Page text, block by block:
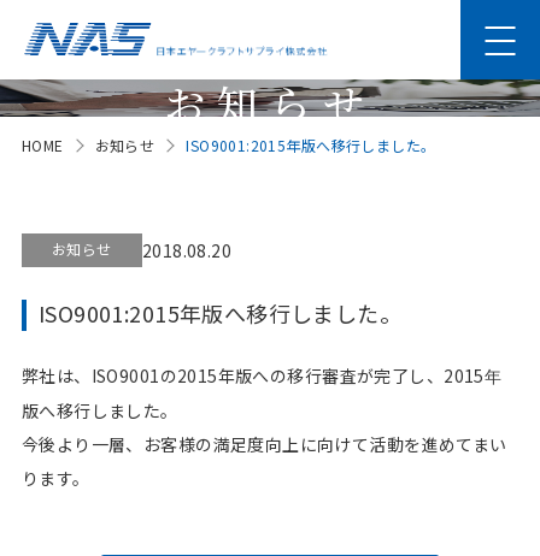
お知らせ
News
HOME お知らせ ISO9001:2015年版へ移行しました。
お知らせ 2018.08.20
ISO9001:2015年版へ移行しました。
弊社は、ISO9001の2015年版への移行審査が完了し、2015年
版へ移行しました。
今後より一層、お客様の満足度向上に向けて活動を進めてまい
ります。